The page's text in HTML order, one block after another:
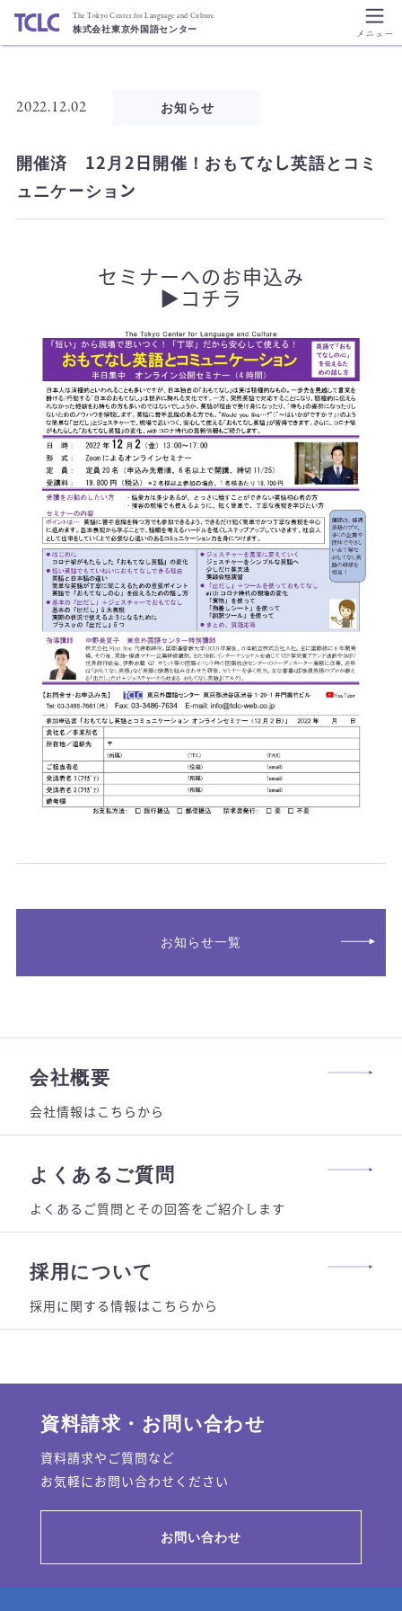
The Tokyo Center for Language and Culture
株式会社東京外国語センター
2022.12.02 お知らせ
開催済 12月2日開催！おもてなし英語とコミ
ュニケーション
セミナーへのお申込み
▶コチラ
お知らせ一覧
会社概要
会社情報はこちらから
よくあるご質問
よくあるご質問とその回答をご紹介します
採用について
採用に関する情報はこちらから
資料請求・お問い合わせ
資料請求やご質問など
お気軽にお問い合わせください
お問い合わせ